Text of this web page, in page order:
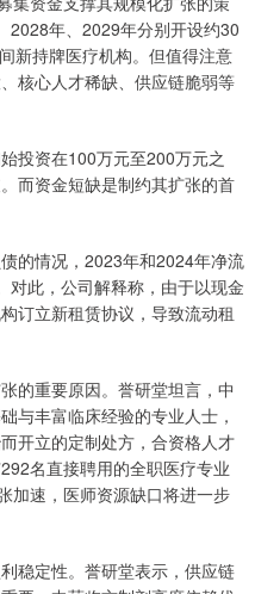
2028年、2029年分别开设约30
新持牌医疗机构。但值得注意
核心人才稀缺、供应链脆弱等
投资在100万元至200万元之
而资金短缺是制约其扩张的首
的情况，2023年和2024年净流
此，公司解释称，由于以现金
订立新租赁协议，导致流动租
的重要原因。誉研堂坦言，中
与丰富临床经验的专业人士，
开立的定制处方，合资格人才
名直接聘用的全职医疗专业
加速，医师资源缺口将进一步
稳定性。誉研堂表示，供应链